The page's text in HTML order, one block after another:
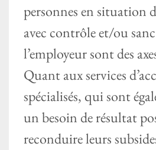
personnes en situation
avec contrôle et/ou
l’employeur sont des
Quant aux services
spécialisés, qui sont
un besoin de résultat
reconduire leurs